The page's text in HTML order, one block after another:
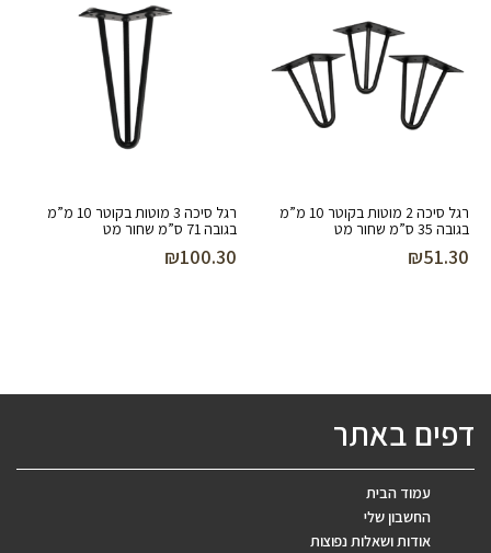
רגל סיכה 2 מוטות בקוטר 10 מ”מ
בגובה 35 ס”מ שחור מט
₪51.30
רגל סיכה 3 מוטות בקוטר 10 מ”מ
בגובה 71 ס”מ שחור מט
₪100.30
דפים באתר
עמוד הבית
החשבון שלי
אודות ושאלות נפוצות